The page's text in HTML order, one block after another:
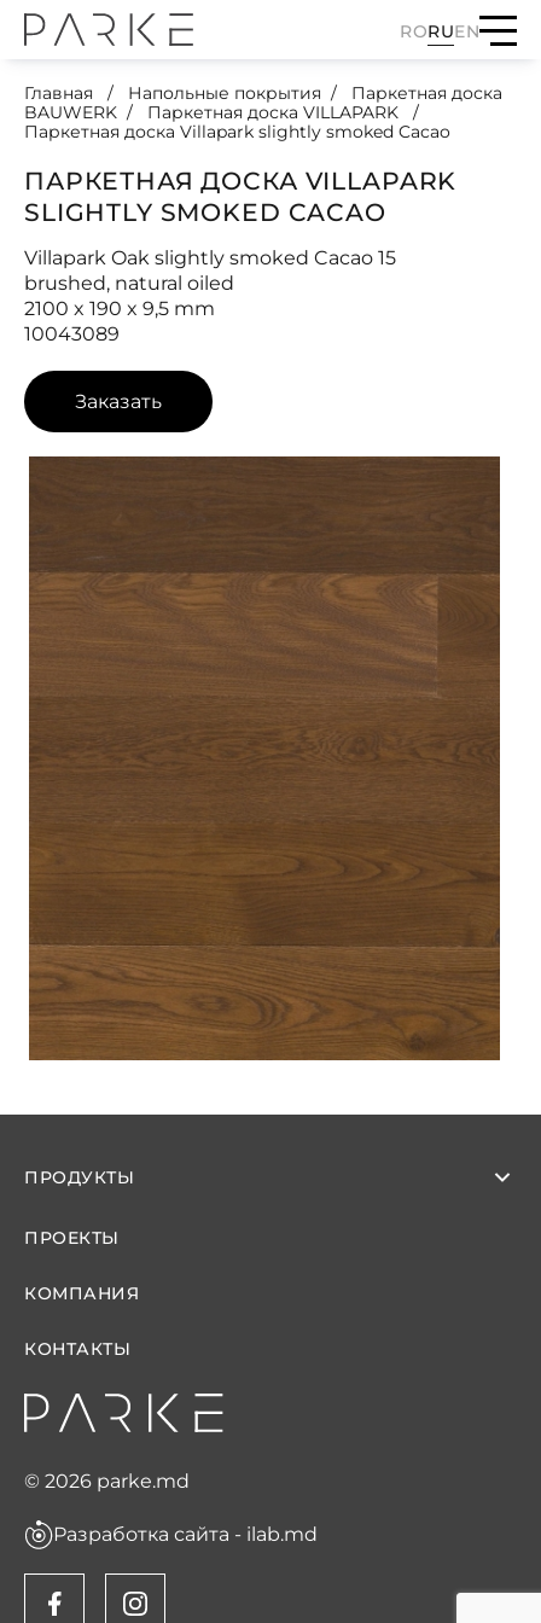
RORUEN
Главная Напольные покрытия
Паркетная доска
BAUWERK
Паркетная доска VILLAPARK
Паркетная доска Villapark slightly smoked Cacao
ПАРКЕТНАЯ ДОСКА VILLAPARK
SLIGHTLY SMOKED CACAO
Villapark Oak slightly smoked Cacao 15
brushed, natural oiled
2100 x 190 x 9,5 mm
10043089
Заказать
© 2026 parke.md
Разработка сайта - ilab.md
ПРОДУКТЫ
ПРОЕКТЫ
КОМПАНИЯ
КОНТАКТЫ